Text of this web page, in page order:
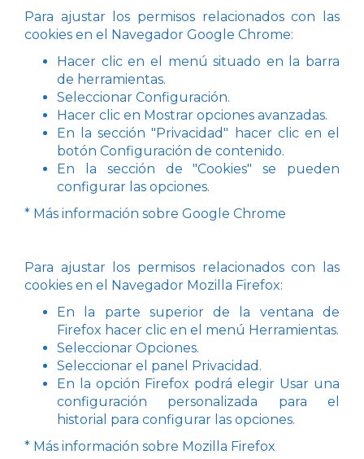
Para ajustar los permisos relacionados con las
cookies en el Navegador Google Chrome:
Hacer clic en el menú situado en la barra
de herramientas.
Seleccionar Configuración.
Hacer clic en Mostrar opciones avanzadas.
En la sección "Privacidad" hacer clic en el
botón Configuración de contenido.
En la sección de "Cookies" se pueden
configurar las opciones.
* Más información sobre Google Chrome
Para ajustar los permisos relacionados con las
cookies en el Navegador Mozilla Firefox:
En la parte superior de la ventana de
Firefox hacer clic en el menú Herramientas.
Seleccionar Opciones.
Seleccionar el panel Privacidad.
En la opción Firefox podrá elegir Usar una
configuración personalizada para el
historial para configurar las opciones.
* Más información sobre Mozilla Firefox